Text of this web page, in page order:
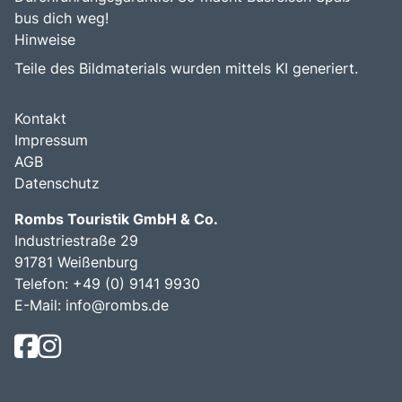
bus dich weg!
Hinweise
Teile des Bildmaterials wurden mittels KI generiert.
Kontakt
Impressum
AGB
Datenschutz
Rombs Touristik GmbH & Co.
Industriestraße 29
91781 Weißenburg
Telefon: +49 (0) 9141 9930
E-Mail: info@rombs.de